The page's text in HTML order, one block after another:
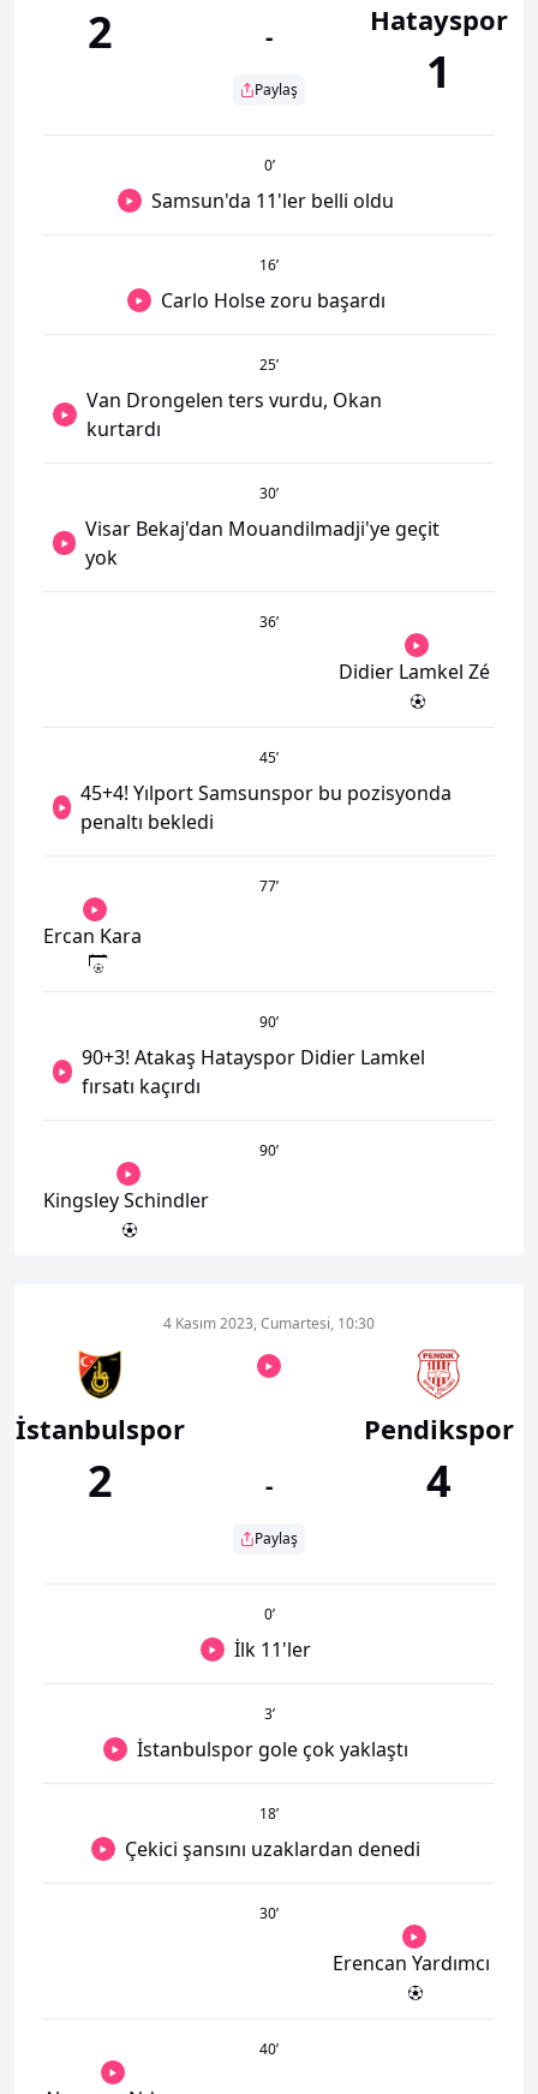
2 -
Paylaş
Hatayspor
1
0’
Samsun'da 11'ler belli oldu
16’
Carlo Holse zoru başardı
25’
Van Drongelen ters vurdu, Okan
kurtardı
30’
Visar Bekaj'dan Mouandilmadji'ye geçit
yok
36’
Didier Lamkel Zé
45’
45+4! Yılport Samsunspor bu pozisyonda
penaltı bekledi
77’
Ercan Kara
90’
90+3! Atakaş Hatayspor Didier Lamkel
fırsatı kaçırdı
90’
Kingsley Schindler
İstanbulspor
2
4 Kasım 2023, Cumartesi, 10:30
-
Paylaş
Pendikspor
4
0’
İlk 11'ler
3’
İstanbulspor gole çok yaklaştı
18’
Çekici şansını uzaklardan denedi
30’
Erencan Yardımcı
40’